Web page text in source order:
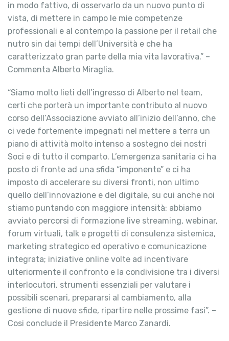
in modo fattivo, di osservarlo da un nuovo punto di
vista, di mettere in campo le mie competenze
professionali e al contempo la passione per il retail che
nutro sin dai tempi dell’Università e che ha
caratterizzato gran parte della mia vita lavorativa.” –
Commenta Alberto Miraglia.
“Siamo molto lieti dell’ingresso di Alberto nel team,
certi che porterà un importante contributo al nuovo
corso dell’Associazione avviato all’inizio dell’anno, che
ci vede fortemente impegnati nel mettere a terra un
piano di attività molto intenso a sostegno dei nostri
Soci e di tutto il comparto. L’emergenza sanitaria ci ha
posto di fronte ad una sfida “imponente” e ci ha
imposto di accelerare su diversi fronti, non ultimo
quello dell’innovazione e del digitale, su cui anche noi
stiamo puntando con maggiore intensità: abbiamo
avviato percorsi di formazione live streaming, webinar,
forum virtuali, talk e progetti di consulenza sistemica,
marketing strategico ed operativo e comunicazione
integrata; iniziative online volte ad incentivare
ulteriormente il confronto e la condivisione tra i diversi
interlocutori, strumenti essenziali per valutare i
possibili scenari, prepararsi al cambiamento, alla
gestione di nuove sfide, ripartire nelle prossime fasi”. –
Cosi conclude il Presidente Marco Zanardi.